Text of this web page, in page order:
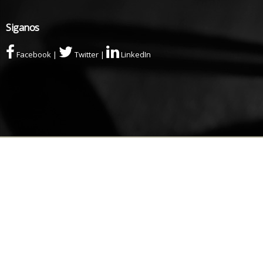
Siganos
Facebook | Twitter | LinkedIn